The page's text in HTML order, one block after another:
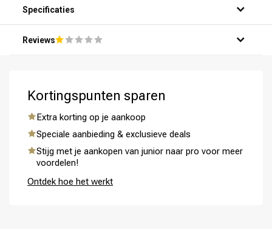
Specificaties
Reviews
Kortingspunten sparen
Extra korting op je aankoop
Speciale aanbieding & exclusieve deals
Stijg met je aankopen van junior naar pro voor meer
voordelen!
Ontdek hoe het werkt